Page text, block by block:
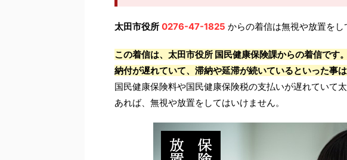
太田市役所 0276-47-1825 からの着信は無視や放置をし
この着信は、太田市役所 国民健康保険課からの着信です
納付が遅れていて、滞納や延滞が続いているといった事
国民健康保険料や国民健康保険税の支払いが遅れていて
あれば、無視や放置をしてはいけません。